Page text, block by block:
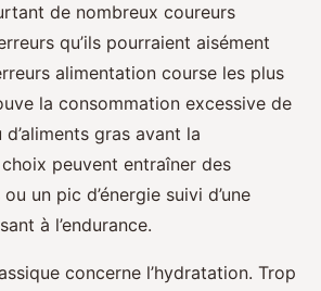
de nombreux coureurs
qu’ils pourraient aisément
alimentation course les plus
la consommation excessive de
gras avant la
peuvent entraîner des
un pic d’énergie suivi d’une
à l’endurance.
concerne l’hydratation. Trop